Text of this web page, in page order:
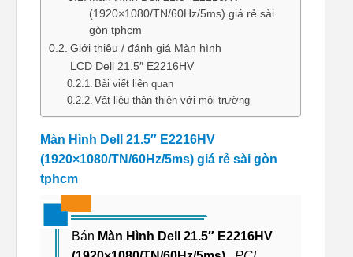
(1920×1080/TN/60Hz/5ms) giá rẻ sài
gòn tphcm
Giới thiệu / đánh giá Màn hình
LCD Dell 21.5″ E2216HV
Bài viết liên quan
Vật liệu thân thiện với môi trường
Màn Hình Dell 21.5″ E2216HV
(1920×1080/TN/60Hz/5ms) giá rẻ sài gòn
tphcm
Bán Màn Hình Dell 21.5″ E2216HV